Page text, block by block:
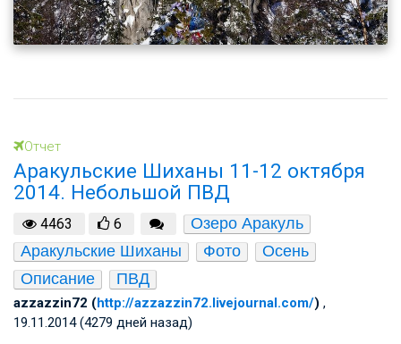
Отчет
Аракульские Шиханы 11-12 октября
2014. Небольшой ПВД
4463 6
Озеро Аракуль
Аракульские Шиханы
Фото
Осень
Описание
ПВД
azzazzin72 (http://azzazzin72.livejournal.com/) ,
19.11.2014 (4279 дней назад)